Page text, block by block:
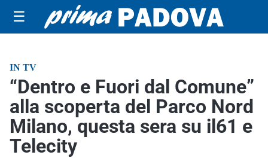
☰
IN TV
“Dentro e Fuori dal Comune”
alla scoperta del Parco Nord
Milano, questa sera su il61 e
Telecity